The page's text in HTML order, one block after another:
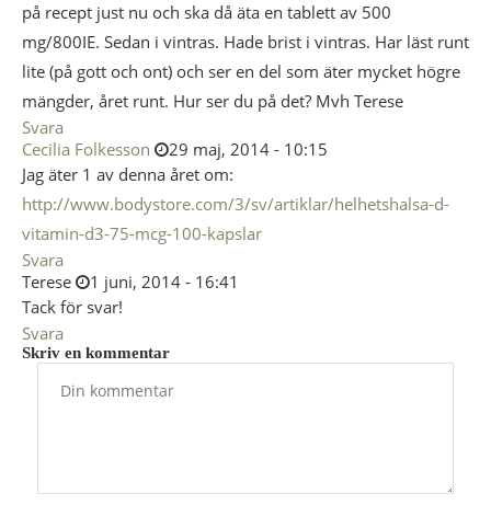
på recept just nu och ska då äta en tablett av 500
mg/800IE. Sedan i vintras. Hade brist i vintras. Har läst runt
lite (på gott och ont) och ser en del som äter mycket högre
mängder, året runt. Hur ser du på det? Mvh Terese
Svara
Cecilia Folkesson
29 maj, 2014 - 10:15
Jag äter 1 av denna året om:
http://www.bodystore.com/3/sv/artiklar/helhetshalsa-d-
vitamin-d3-75-mcg-100-kapslar
Svara
Terese
1 juni, 2014 - 16:41
Tack för svar!
Svara
Skriv en kommentar